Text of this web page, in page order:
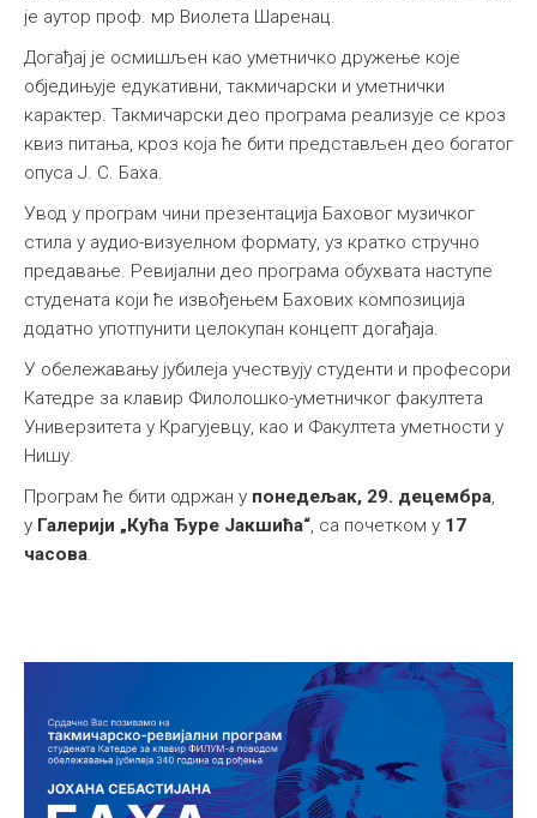
је аутор проф. мр Виолета Шаренац.
Догађај је осмишљен као уметничко дружење које
обједињује едукативни, такмичарски и уметнички
карактер. Такмичарски део програма реализује се кроз
квиз питања, кроз која ће бити представљен део богатог
опуса Ј. С. Баха.
Увод у програм чини презентација Баховог музичког
стила у аудио-визуелном формату, уз кратко стручно
предавање. Ревијални део програма обухвата наступе
студената који ће извођењем Бахових композиција
додатно употпунити целокупан концепт догађаја.
У обележавању јубилеја учествују студенти и професори
Катедре за клавир Филолошко-уметничког факултета
Универзитета у Крагујевцу, као и Факултета уметности у
Нишу.
Програм ће бити одржан у понедељак, 29. децембра,
у Галерији „Кућа Ђуре Јакшића“, са почетком у 17
часова.